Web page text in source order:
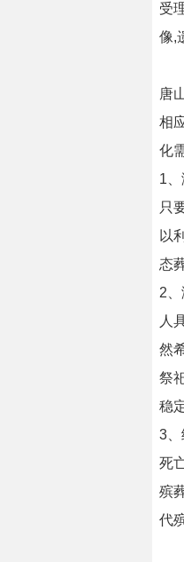
受
像,
唐
相
化
1
只
以
态
2
人
然
祭
稳
3、
死
殡
代